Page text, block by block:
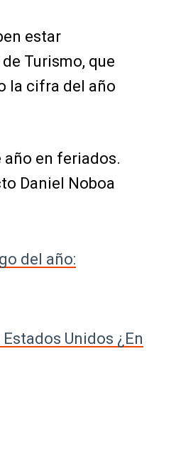
estar
Turismo, que
la cifra del año
año en feriados.
Daniel Noboa
del año:
Unidos ¿En